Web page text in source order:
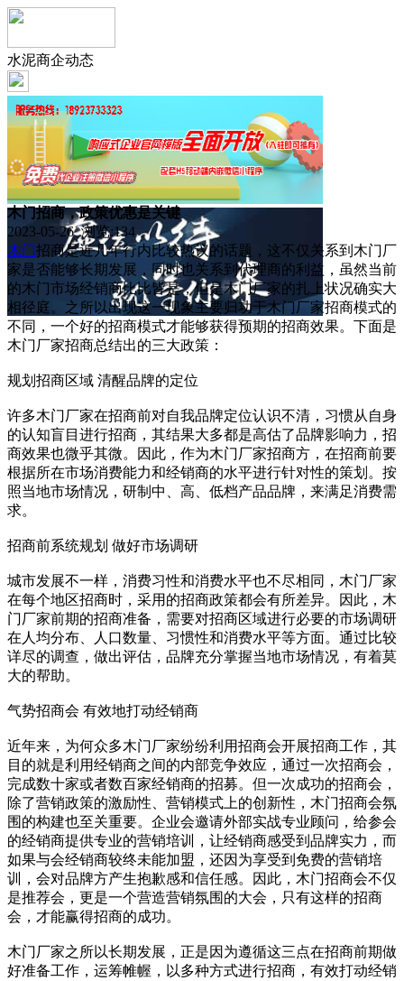
水泥商企动态
木门招商，政策优惠是关键
2023-05-26 浏览:134
木门招商是近几年行内比较热议的话题，这不仅关系到木门厂
家是否能够长期发展，同时也关系到代理商的利益，虽然当前
的木门市场经销商比比皆是，但是木门厂家的扎上状况确实大
相径庭。之所以出现这一现象主要归功于木门厂家招商模式的
不同，一个好的招商模式才能够获得预期的招商效果。下面是
木门厂家招商总结出的三大政策：
规划招商区域 清醒品牌的定位
许多木门厂家在招商前对自我品牌定位认识不清，习惯从自身
的认知盲目进行招商，其结果大多都是高估了品牌影响力，招
商效果也微乎其微。因此，作为木门厂家招商方，在招商前要
根据所在市场消费能力和经销商的水平进行针对性的策划。按
照当地市场情况，研制中、高、低档产品品牌，来满足消费需
求。
招商前系统规划 做好市场调研
城市发展不一样，消费习性和消费水平也不尽相同，木门厂家
在每个地区招商时，采用的招商政策都会有所差异。因此，木
门厂家前期的招商准备，需要对招商区域进行必要的市场调研
在人均分布、人口数量、习惯性和消费水平等方面。通过比较
详尽的调查，做出评估，品牌充分掌握当地市场情况，有着莫
大的帮助。
气势招商会 有效地打动经销商
近年来，为何众多木门厂家纷纷利用招商会开展招商工作，其
目的就是利用经销商之间的内部竞争效应，通过一次招商会，
完成数十家或者数百家经销商的招募。但一次成功的招商会，
除了营销政策的激励性、营销模式上的创新性，木门招商会氛
围的构建也至关重要。企业会邀请外部实战专业顾问，给参会
的经销商提供专业的营销培训，让经销商感受到品牌实力，而
如果与会经销商较终未能加盟，还因为享受到免费的营销培
训，会对品牌方产生抱歉感和信任感。因此，木门招商会不仅
是推荐会，更是一个营造营销氛围的大会，只有这样的招商
会，才能赢得招商的成功。
木门厂家之所以长期发展，正是因为遵循这三点在招商前期做
好准备工作，运筹帷幄，以多种方式进行招商，有效打动经销